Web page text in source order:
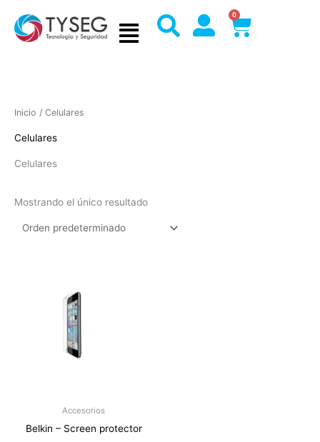
contenido
0
Cart
Inicio / Celulares
Celulares
Celulares
Mostrando el único resultado
Accesorios
Belkin – Screen protector